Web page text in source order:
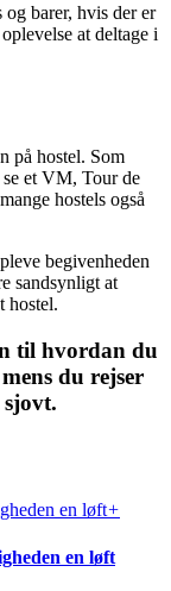
og barer, hvis der er
at deltage i
på hostel. Som
se et VM, Tour de
hostels også
begivenheden
sandsynligt at
hostel.
til hvordan du
du rejser
+
en løft